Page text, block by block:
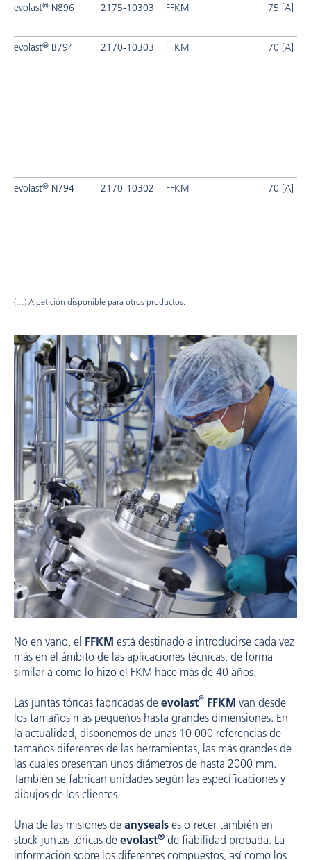
evolast® N896 2175-10303 FFKM 75 [A]
evolast® B794 2170-10303 FFKM 70 [A]
evolast® N794 2170-10302 FFKM 70 [A]
A petición disponible para otros productos.
No en vano, el FFKM está destinado a introducirse cada vez
más en el ámbito de las aplicaciones técnicas, de forma
similar a como lo hizo el FKM hace más de 40 años.
Las juntas tóricas fabricadas de evolast® FFKM van desde
los tamaños más pequeños hasta grandes dimensiones. En
la actualidad, disponemos de unas 10 000 referencias de
tamaños diferentes de las herramientas, las más grandes de
las cuales presentan unos diámetros de hasta 2000 mm.
También se fabrican unidades según las especificaciones y
dibujos de los clientes.
Una de las misiones de anyseals es ofrecer también en
stock juntas tóricas de evolast® de fiabilidad probada. La
información sobre los diferentes compuestos, así como los